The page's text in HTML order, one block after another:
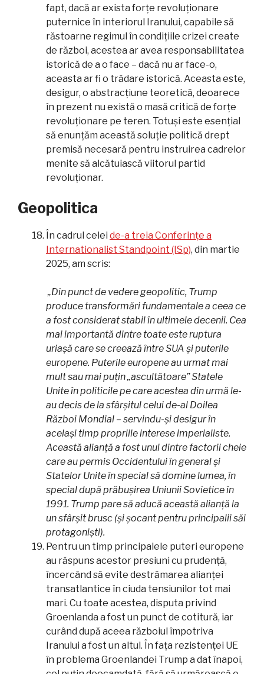
fapt, dacă ar exista forțe revoluționare
puternice în interiorul Iranului, capabile să
răstoarne regimul în condițiile crizei create
de război, acestea ar avea responsabilitatea
istorică de a o face – dacă nu ar face-o,
aceasta ar fi o trădare istorică. Aceasta este,
desigur, o abstracțiune teoretică, deoarece
în prezent nu există o masă critică de forțe
revoluționare pe teren. Totuși este esențial
să enunțăm această soluție politică drept
premisă necesară pentru instruirea cadrelor
menite să alcătuiască viitorul partid
revoluționar.
Geopolitica
În cadrul celei de-a treia Conferințe a
Internationalist Standpoint (ISp), din martie
2025, am scris:
„Din punct de vedere geopolitic, Trump
produce transformări fundamentale a ceea ce
a fost considerat stabil în ultimele decenii. Cea
mai importantă dintre toate este ruptura
uriașă care se creează între SUA și puterile
europene. Puterile europene au urmat mai
mult sau mai puțin „ascultătoare” Statele
Unite în politicile pe care acestea din urmă le-
au decis de la sfârșitul celui de-al Doilea
Război Mondial – servindu-și desigur în
același timp propriile interese imperialiste.
Această alianță a fost unul dintre factorii cheie
care au permis Occidentului în general și
Statelor Unite în special să domine lumea, în
special după prăbușirea Uniunii Sovietice în
1991. Trump pare să aducă această alianță la
un sfârșit brusc (și șocant pentru principalii săi
protagoniști).
Pentru un timp principalele puteri europene
au răspuns acestor presiuni cu prudență,
încercând să evite destrămarea alianței
transatlantice în ciuda tensiunilor tot mai
mari. Cu toate acestea, disputa privind
Groenlanda a fost un punct de cotitură, iar
curând după aceea războiul împotriva
Iranului a fost un altul. În fața rezistenței UE
în problema Groenlandei Trump a dat înapoi,